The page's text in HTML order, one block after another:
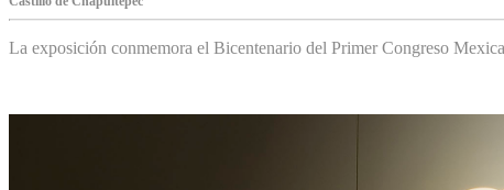
La exposición conmemora el Bicentenario del Primer Congreso